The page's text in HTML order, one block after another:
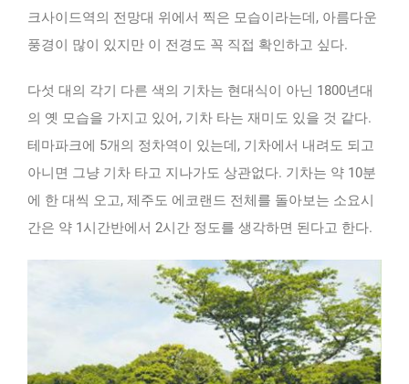
크사이드역의 전망대 위에서 찍은 모습이라는데, 아름다운
풍경이 많이 있지만 이 전경도 꼭 직접 확인하고 싶다.
다섯 대의 각기 다른 색의 기차는 현대식이 아닌 1800년대
의 옛 모습을 가지고 있어, 기차 타는 재미도 있을 것 같다.
테마파크에 5개의 정차역이 있는데, 기차에서 내려도 되고
아니면 그냥 기차 타고 지나가도 상관없다. 기차는 약 10분
에 한 대씩 오고, 제주도 에코랜드 전체를 돌아보는 소요시
간은 약 1시간반에서 2시간 정도를 생각하면 된다고 한다.